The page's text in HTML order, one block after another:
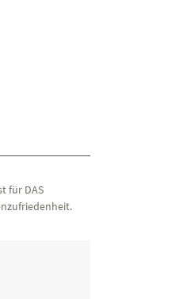
für DAS